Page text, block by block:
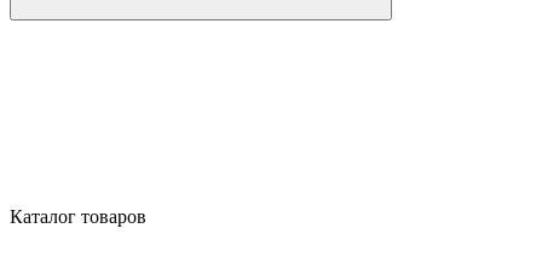
Каталог товаров